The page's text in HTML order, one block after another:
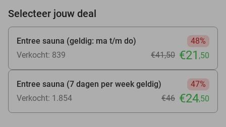
Selecteer jouw deal
Entree sauna (geldig: ma t/m do)
48%
Verkocht: 839
€41,50 €21 ,50
Entree sauna (7 dagen per week geldig)
47%
Verkocht: 1.854
€46 €24,50